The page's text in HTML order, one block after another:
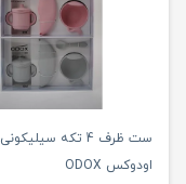
ست ظرف 4 تکه سیلیکونی
اودوکس ODOX